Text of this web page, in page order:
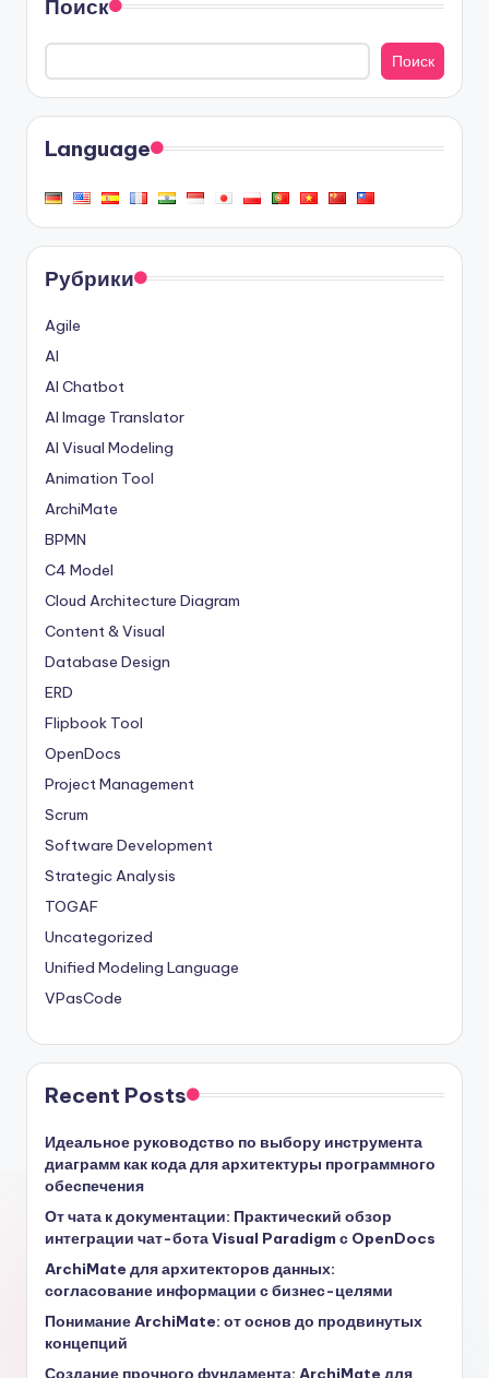
Поиск
Поиск
Language
Рубрики
Agile
AI
AI Chatbot
AI Image Translator
AI Visual Modeling
Animation Tool
ArchiMate
BPMN
C4 Model
Cloud Architecture Diagram
Content & Visual
Database Design
ERD
Flipbook Tool
OpenDocs
Project Management
Scrum
Software Development
Strategic Analysis
TOGAF
Uncategorized
Unified Modeling Language
VPasCode
Recent Posts
Идеальное руководство по выбору инструмента
диаграмм как кода для архитектуры программного
обеспечения
От чата к документации: Практический обзор
интеграции чат-бота Visual Paradigm с OpenDocs
ArchiMate для архитекторов данных:
согласование информации с бизнес-целями
Понимание ArchiMate: от основ до продвинутых
концепций
Создание прочного фундамента: ArchiMate для